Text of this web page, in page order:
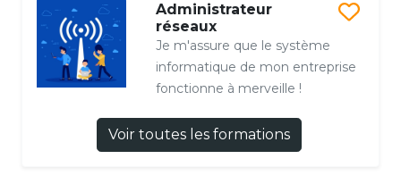
Administrateur
réseaux
Je m'assure que le système
informatique de mon entreprise
fonctionne à merveille !
Voir toutes les formations